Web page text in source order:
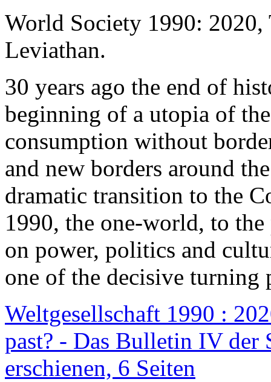
World Society 1990: 2020,
Leviathan.
30 years ago the end of
beginning of a utopia of
consumption without
and new borders around
dramatic transition to the
1990, the one-world, to the
on power, politics and
one of the decisive turning
Weltgesellschaft 1990 :
past? - Das Bulletin IV der
erschienen, 6 Seiten